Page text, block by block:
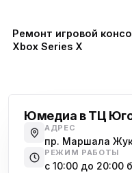
Ремонт игровой
Xbox Series X
Юмедиа в ТЦ
АДРЕС
пр. Маршала
РЕЖИМ РАБОТЫ
с 10:00 до 20:00